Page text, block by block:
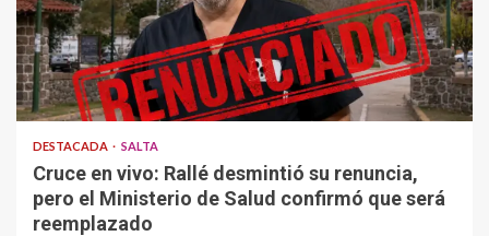
DESTACADA SALTA
Cruce en vivo: Rallé desmintió su renuncia,
pero el Ministerio de Salud confirmó que será
reemplazado